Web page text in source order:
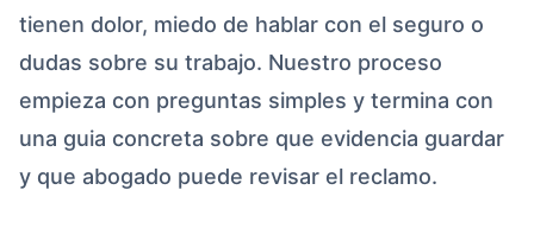
tienen dolor, miedo de hablar con el seguro o
dudas sobre su trabajo. Nuestro proceso
empieza con preguntas simples y termina con
una guia concreta sobre que evidencia guardar
y que abogado puede revisar el reclamo.